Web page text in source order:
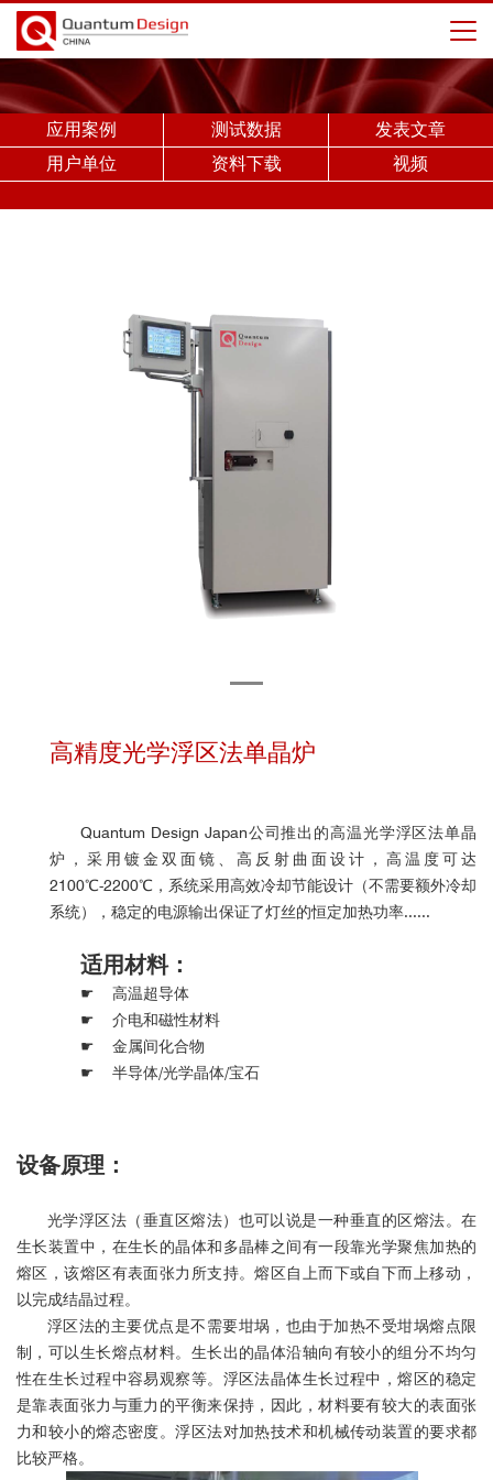
应用案例 测试数据
发表文章
用户单位
资料下载 视频
高精度光学浮区法单晶炉
Quantum Design Japan公司推出的高温光学浮区法单晶
炉，采用镀金双面镜、高反射曲面设计，高温度可达
2100℃-2200℃，系统采用高效冷却节能设计（不需要额外冷却
系统），稳定的电源输出保证了灯丝的恒定加热功率......
适用材料：
☛ 高温超导体
☛ 介电和磁性材料
☛ 金属间化合物
☛ 半导体/光学晶体/宝石
设备原理：
光学浮区法（垂直区熔法）也可以说是一种垂直的区熔法。在
生长装置中，在生长的晶体和多晶棒之间有一段靠光学聚焦加热的
熔区，该熔区有表面张力所支持。熔区自上而下或自下而上移动，
以完成结晶过程。
浮区法的主要优点是不需要坩埚，也由于加热不受坩埚熔点限
制，可以生长熔点材料。生长出的晶体沿轴向有较小的组分不均匀
性在生长过程中容易观察等。浮区法晶体生长过程中，熔区的稳定
是靠表面张力与重力的平衡来保持，因此，材料要有较大的表面张
力和较小的熔态密度。浮区法对加热技术和机械传动装置的要求都
比较严格。